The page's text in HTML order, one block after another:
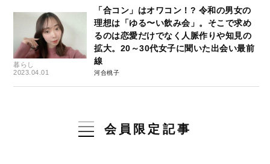
暮らし
2023.04.01
「合コン」はオワコン！? 令和の男女の
理想は「ゆる〜い飲み会」。そこで求め
るのは恋愛だけでなく人脈作りや知見の
拡大。20～30代女子に聞いた出会い最前
線
河合桃子
会員限定記事